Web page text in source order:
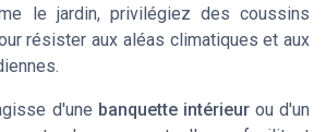
le jardin, privilégiez des coussins
résister aux aléas climatiques et aux
d'une banquette intérieurou d'un